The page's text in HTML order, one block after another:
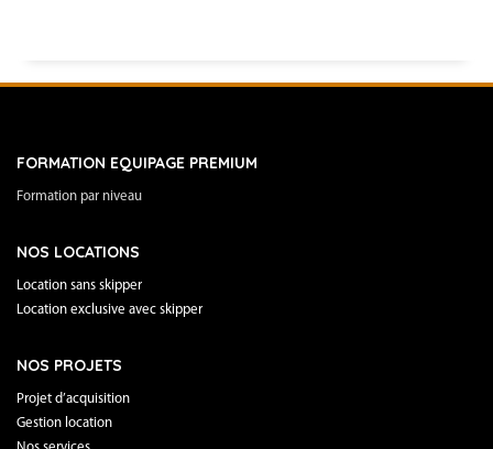
FORMATION EQUIPAGE PREMIUM
Formation par niveau
NOS LOCATIONS
Location sans skipper
Location exclusive avec skipper
NOS PROJETS
Projet d’acquisition
Gestion location